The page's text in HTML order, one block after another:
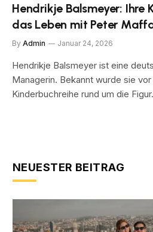
Hendrikje Balsmeyer: Ihre
das Leben mit Peter
By Admin Januar 24, 2026
Hendrikje Balsmeyer ist eine
Managerin. Bekannt wurde sie
Kinderbuchreihe rund um die
NEUESTER BEITRAG